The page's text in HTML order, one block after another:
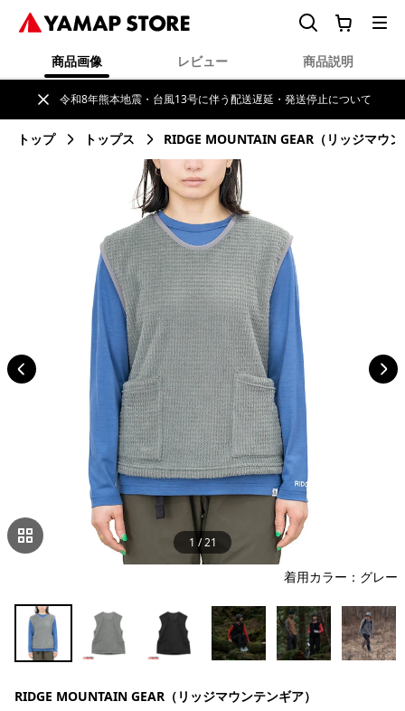
令和8年熊本地震・台風13号に伴う配送遅延・発送停止について
トップ トップス RIDGE MOUNTAIN GEAR（リッジマウ
商品画像 レビュー 商品説明
1 /21
着用カラー：グレー
RIDGE MOUNTAIN GEAR（リッジマウンテンギア）